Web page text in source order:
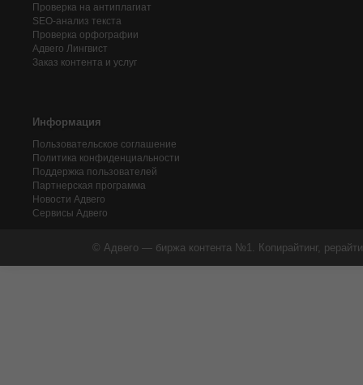
Проверка на антиплагиат
SEO-анализ текста
Проверка орфографии
Адвего Лингвист
Заказ контента и услуг
Информация
Пользовательское соглашение
Политика конфиденциальности
Поддержка пользователей
Партнерская программа
Новости Адвего
Сервисы Адвего
© Адвего — биржа контента №1. Копирайтинг,